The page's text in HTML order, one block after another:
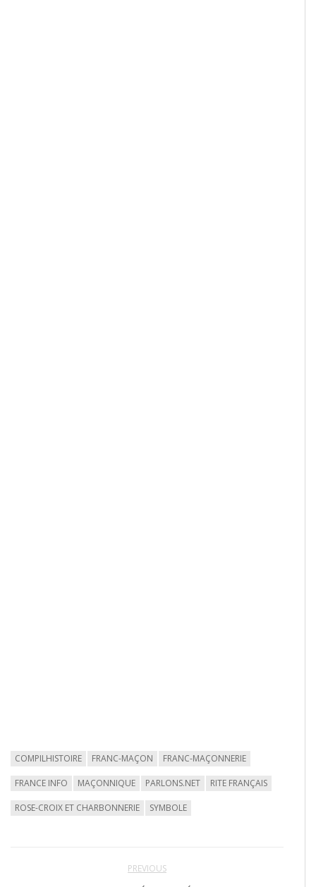
COMPILHISTOIRE FRANC-MAÇON FRANC-MAÇONNERIE
FRANCE INFO MAÇONNIQUE PARLONS.NET RITE FRANÇAIS
ROSE-CROIX ET CHARBONNERIE SYMBOLE
PREVIOUS